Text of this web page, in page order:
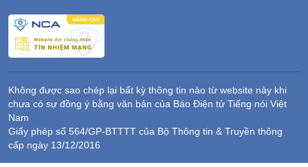
Không được sao chép lại bất kỳ thông tin nào từ website này khi
chưa có sự đồng ý bằng văn bản của Báo Điện tử Tiếng nói Việt
Nam
Giấy phép số 564/GP-BTTTT của Bộ Thông tin & Truyền thông
cấp ngày 13/12/2016